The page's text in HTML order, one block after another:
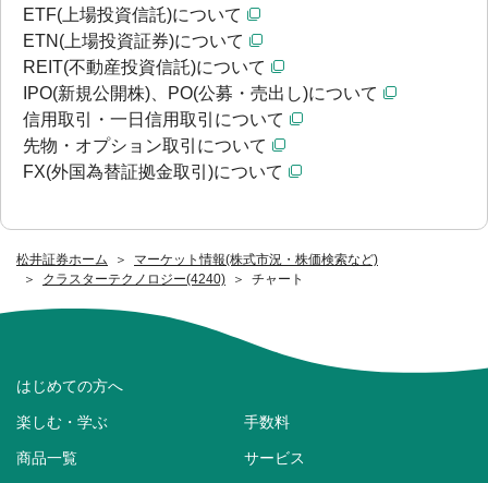
松井証券ホーム
マーケット情報(株式市況・株価検索など)
クラスターテクノロジー(4240)
チャート
ETF(上場投資信託)について
ETN(上場投資証券)について
REIT(不動産投資信託)について
IPO(新規公開株)、PO(公募・売出し)について
信用取引・一日信用取引について
先物・オプション取引について
FX(外国為替証拠金取引)について
はじめての方へ
楽しむ・学ぶ 手数料
商品一覧 サービス